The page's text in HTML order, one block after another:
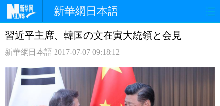
新華網日本語
ホームページ 政治 経済
観光
習近平主席、韓国の文在寅大統領と会見
新華網日本語 2017-07-07 09:18:12